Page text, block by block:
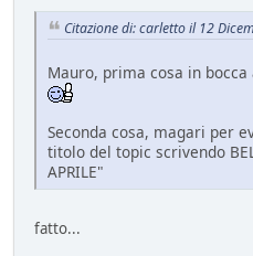
Citazione di: carletto il 12
Mauro, prima cosa in
Seconda cosa, magari per
titolo del topic scrivendo
APRILE"
fatto...